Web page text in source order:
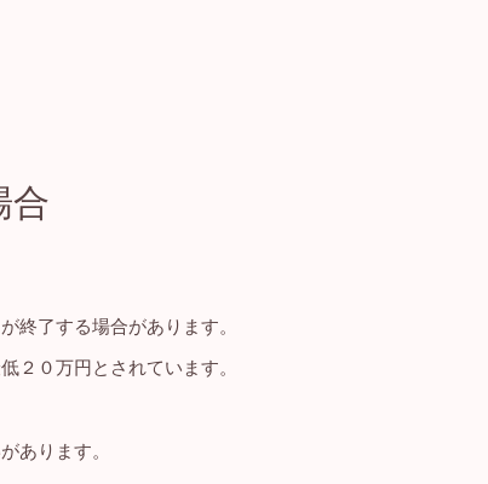
合
終了する場合があります。
２０万円とされています。
あります。